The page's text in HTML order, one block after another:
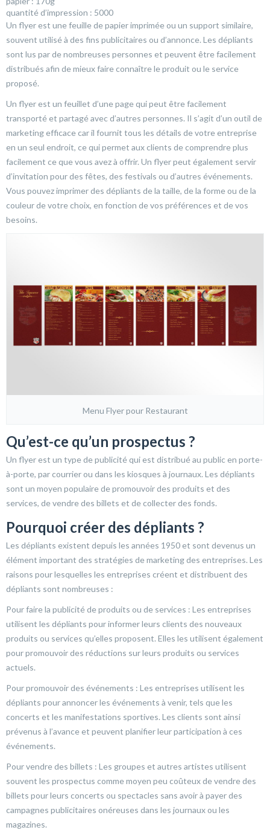
quantité d’impression : 5000
Un flyer est une feuille de papier imprimée ou un support similaire,
souvent utilisé à des fins publicitaires ou d’annonce. Les dépliants
sont lus par de nombreuses personnes et peuvent être facilement
distribués afin de mieux faire connaître le produit ou le service
proposé.
Un flyer est un feuillet d’une page qui peut être facilement
transporté et partagé avec d’autres personnes. Il s’agit d’un outil de
marketing efficace car il fournit tous les détails de votre entreprise
en un seul endroit, ce qui permet aux clients de comprendre plus
facilement ce que vous avez à offrir. Un flyer peut également servir
d’invitation pour des fêtes, des festivals ou d’autres événements.
Vous pouvez imprimer des dépliants de la taille, de la forme ou de la
couleur de votre choix, en fonction de vos préférences et de vos
besoins.
Menu Flyer pour Restaurant
Qu’est-ce qu’un prospectus ?
Un flyer est un type de publicité qui est distribué au public en porte-
à-porte, par courrier ou dans les kiosques à journaux. Les dépliants
sont un moyen populaire de promouvoir des produits et des
services, de vendre des billets et de collecter des fonds.
Pourquoi créer des dépliants ?
Les dépliants existent depuis les années 1950 et sont devenus un
élément important des stratégies de marketing des entreprises. Les
raisons pour lesquelles les entreprises créent et distribuent des
dépliants sont nombreuses :
Pour faire la publicité de produits ou de services : Les entreprises
utilisent les dépliants pour informer leurs clients des nouveaux
produits ou services qu’elles proposent. Elles les utilisent également
pour promouvoir des réductions sur leurs produits ou services
actuels.
Pour promouvoir des événements : Les entreprises utilisent les
dépliants pour annoncer les événements à venir, tels que les
concerts et les manifestations sportives. Les clients sont ainsi
prévenus à l’avance et peuvent planifier leur participation à ces
événements.
Pour vendre des billets : Les groupes et autres artistes utilisent
souvent les prospectus comme moyen peu coûteux de vendre des
billets pour leurs concerts ou spectacles sans avoir à payer des
campagnes publicitaires onéreuses dans les journaux ou les
magazines.